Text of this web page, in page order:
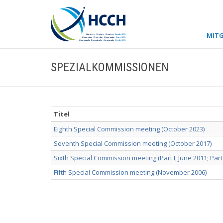
SPEZIALKOMMISSIONEN
Titel
Eighth Special Commission meeting (October 2023)
Seventh Special Commission meeting (October 2017)
Sixth Special Commission meeting (Part I, June 2011;
Fifth Special Commission meeting (November 2006)